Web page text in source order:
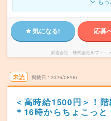
気になる! 応募
派遣会社 株式会社ルフト・
未読 掲載日 2026/08/06
＜高時給1500円＞！
＊16時からちょこっと